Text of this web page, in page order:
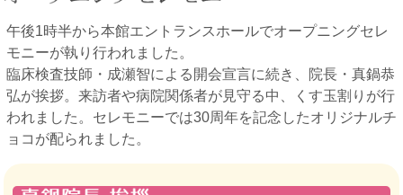
午後1時半から本館エントランスホールでオープニングセレ
モニーが執り行われました。
臨床検査技師・成瀬智による開会宣言に続き、院長・真鍋恭
弘が挨拶。来訪者や病院関係者が見守る中、くす玉割りが行
われました。セレモニーでは30周年を記念したオリジナルチ
ョコが配られました。